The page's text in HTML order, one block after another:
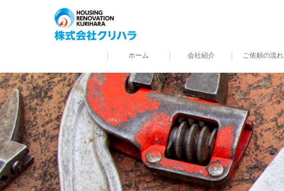
ホーム 会社紹介 ご依頼の流れ